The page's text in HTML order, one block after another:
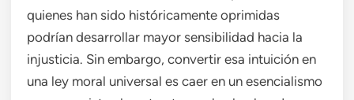
quienes han sido históricamente oprimidas
podrían desarrollar mayor sensibilidad hacia la
injusticia. Sin embargo, convertir esa intuición en
una ley moral universal es caer en un esencialismo